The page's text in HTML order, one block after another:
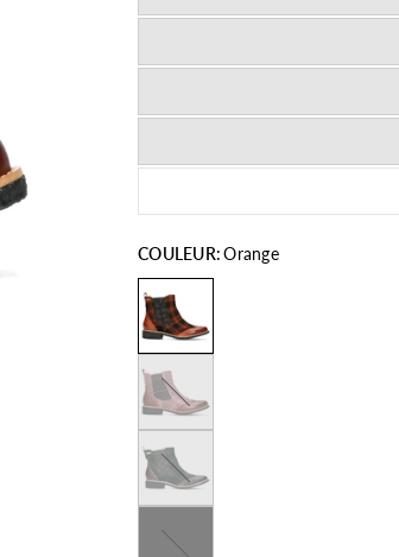
COULEUR:Orange
Rouge